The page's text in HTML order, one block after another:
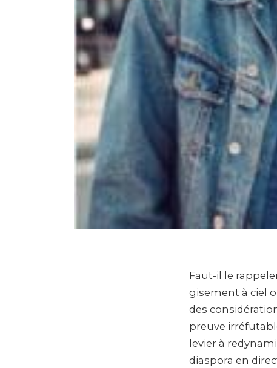
Faut-il le
gisement à ciel
des
preuve
levier à
diaspora en